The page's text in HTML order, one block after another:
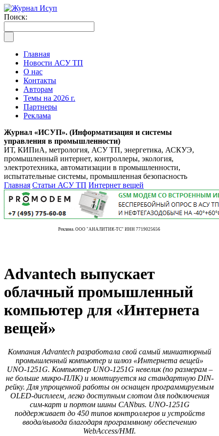
Поиск:
Главная
Новости АСУ ТП
О нас
Контакты
Авторам
Темы на 2026 г.
Партнеры
Реклама
Журнал «ИСУП». (Информатизация и системы
управления в промышленности)
ИТ, КИПиА, метрология, АСУ ТП, энергетика, АСКУЭ,
промышленный интернет, контроллеры, экология,
электротехника, автоматизации в промышленности,
испытательные системы, промышленная безопасность
Главная Статьи АСУ ТП Интернет вещей
Реклама. ООО "АНАЛИТИК-ТС" ИНН 7719025656
Advantech выпускает
облачный промышленный
компьютер для «Интернета
вещей»
Компания Advantech разработала свой самый миниатюрный
промышленный компьютер и шлюз «Интернета вещей»
UNO‑1251G. Компьютер UNO‑1251G невелик (по размерам –
не больше микро-ПЛК) и монтируется на стандартную DIN-
рейку. Для упрощенной работы он оснащен программируемым
OLED-дисплеем, легко доступным слотом для подключения
сим-карт и портом шины CANbus. UNO‑1251G
поддерживает до 450 типов контроллеров и устройств
ввода/вывода благодаря программному обеспечению
WebAccess/HMI.